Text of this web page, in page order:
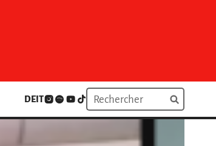
DEIT